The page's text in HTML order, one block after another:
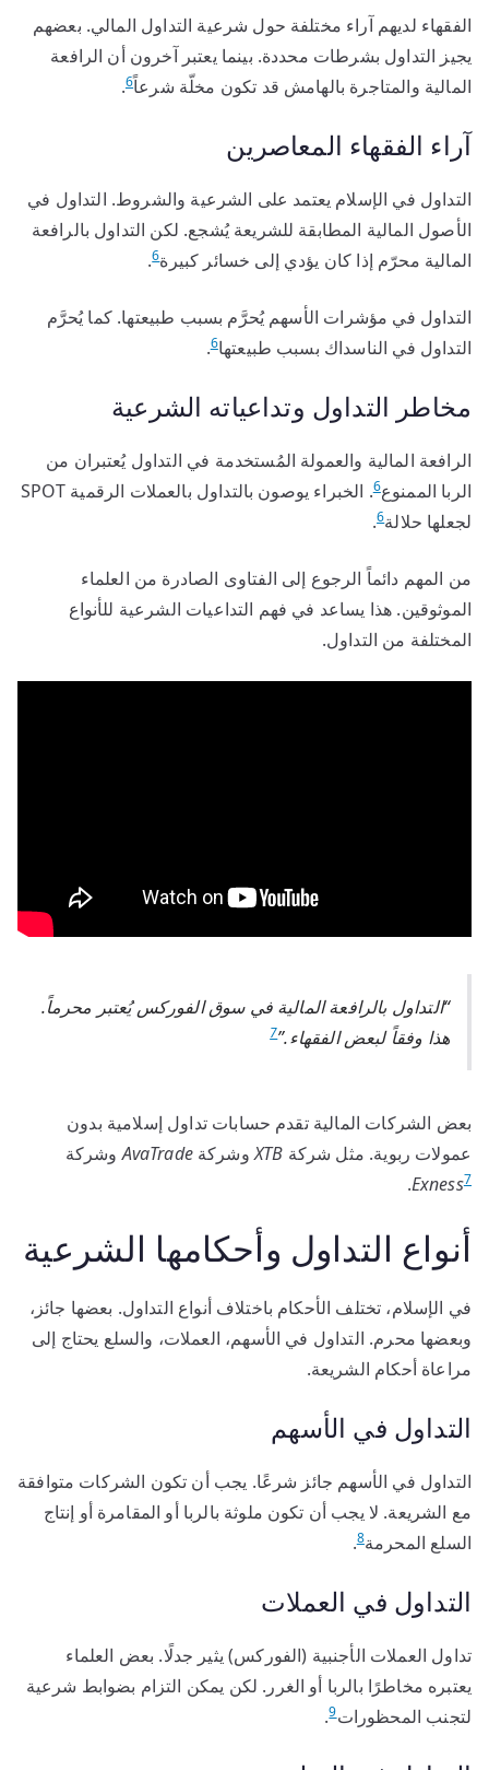
الفقهاء لديهم آراء مختلفة حول شرعية التداول المالي. بعضهم
يجيز التداول بشرطات محددة. بينما يعتبر آخرون أن الرافعة
المالية والمتاجرة بالهامش قد تكون مخلّة شرعاً6
.
آراء الفقهاء المعاصرين
التداول في الإسلام يعتمد على الشرعية والشروط. التداول في
الأصول المالية المطابقة للشريعة يُشجع. لكن التداول بالرافعة
المالية محرّم إذا كان يؤدي إلى خسائر كبيرة6
.
التداول في مؤشرات الأسهم يُحرَّم بسبب طبيعتها. كما يُحرَّم
التداول في الناسداك بسبب طبيعتها6
.
مخاطر التداول وتداعياته الشرعية
الرافعة المالية والعمولة المُستخدمة في التداول يُعتبران من
الربا الممنوع6
. الخبراء يوصون بالتداول بالعملات الرقمية SPOT
لجعلها حلالة6
.
من المهم دائماً الرجوع إلى الفتاوى الصادرة من العلماء
الموثوقين. هذا يساعد في فهم التداعيات الشرعية للأنواع
المختلفة من التداول.
“التداول بالرافعة المالية في سوق الفوركس يُعتبر محرماً.
هذا وفقاً لبعض الفقهاء.”7
بعض الشركات المالية تقدم حسابات تداول إسلامية بدون
عمولات ربوية. مثل شركة XTBوشركةAvaTradeوشركة
Exness7
.
أنواع التداول وأحكامها الشرعية
في الإسلام، تختلف الأحكام باختلاف أنواع التداول. بعضها جائز،
وبعضها محرم. التداول في الأسهم، العملات، والسلع يحتاج إلى
مراعاة أحكام الشريعة.
التداول في الأسهم
التداول في الأسهم جائز شرعًا. يجب أن تكون الشركات متوافقة
مع الشريعة. لا يجب أن تكون ملوثة بالربا أو المقامرة أو إنتاج
السلع المحرمة8
.
التداول في العملات
تداول العملات الأجنبية (الفوركس) يثير جدلًا. بعض العلماء
يعتبره مخاطرًا بالربا أو الغرر. لكن يمكن التزام بضوابط شرعية
لتجنب المحظورات9
.